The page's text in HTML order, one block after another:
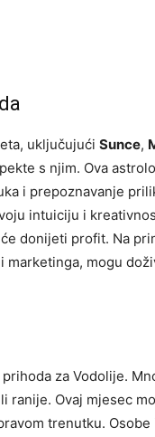
uključujući Sunce,
s njim. Ova
i prepoznavanje
intuiciju i
donijeti profit. Na
mogu
za Vodolije.
ranije. Ovaj mjesec
trenutku.